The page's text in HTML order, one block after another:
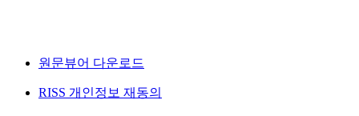
원문뷰어 다운로드
RISS 개인정보 재동의